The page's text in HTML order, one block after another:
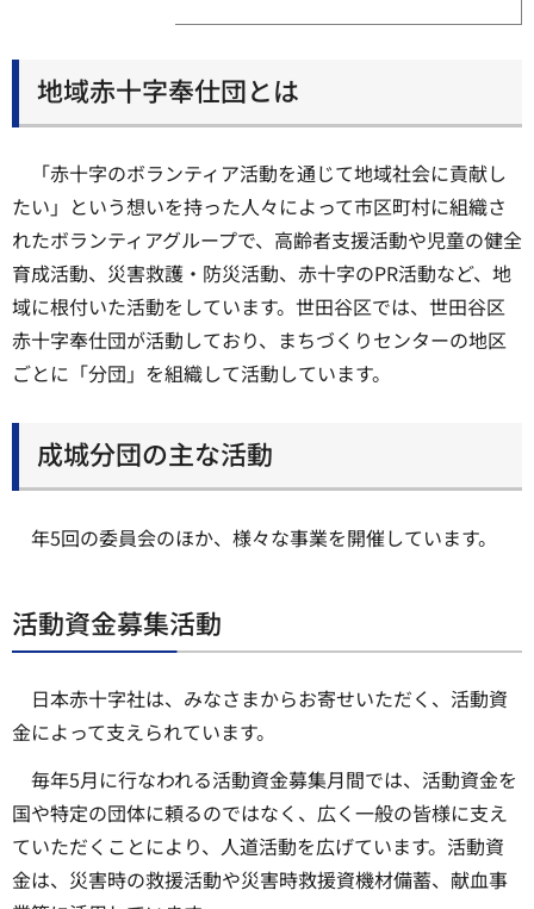
地域赤十字奉仕団とは
「赤十字のボランティア活動を通じて地域社会に貢献し
たい」という想いを持った人々によって市区町村に組織さ
れたボランティアグループで、高齢者支援活動や児童の健全
育成活動、災害救護・防災活動、赤十字のPR活動など、地
域に根付いた活動をしています。世田谷区では、世田谷区
赤十字奉仕団が活動しており、まちづくりセンターの地区
ごとに「分団」を組織して活動しています。
成城分団の主な活動
年5回の委員会のほか、様々な事業を開催しています。
活動資金募集活動
日本赤十字社は、みなさまからお寄せいただく、活動資
金によって支えられています。
毎年5月に行なわれる活動資金募集月間では、活動資金を
国や特定の団体に頼るのではなく、広く一般の皆様に支え
ていただくことにより、人道活動を広げています。活動資
金は、災害時の救援活動や災害時救援資機材備蓄、献血事